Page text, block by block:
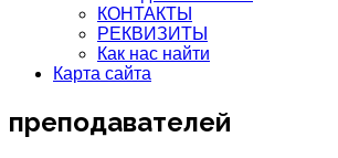
КОНТАКТЫ
РЕКВИЗИТЫ
Как нас найти
Карта сайта
преподавателей